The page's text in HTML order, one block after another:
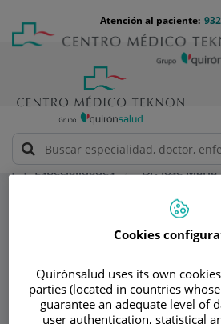
contenido
Menú
teléfono
cabecera
Atención al paciente:
Especialidades
Dr. José
"Espera vigilada" o watchful
Dr. José
Cookies
Quirónsalud uses its own
parties (located in countries
guarantee an adequate level of
user authentication, statistical